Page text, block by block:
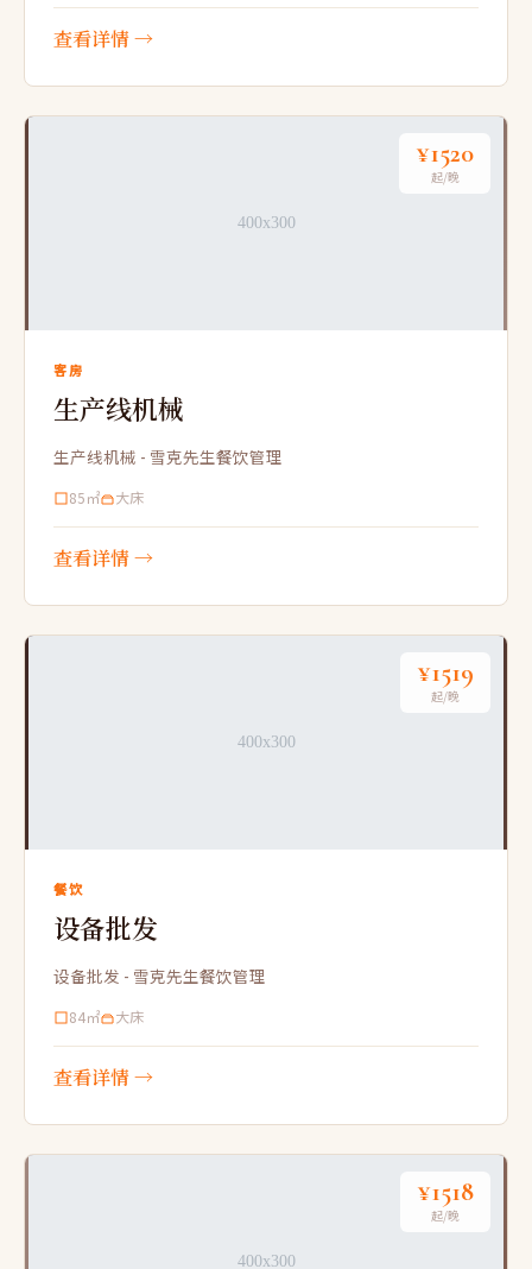
查看详情 →
¥1520
起/晚
客房
生产线机械
生产线机械 - 雪克先生餐饮管理
85㎡ 大床
查看详情 →
¥1519
起/晚
餐饮
设备批发
设备批发 - 雪克先生餐饮管理
84㎡ 大床
查看详情 →
¥1518
起/晚